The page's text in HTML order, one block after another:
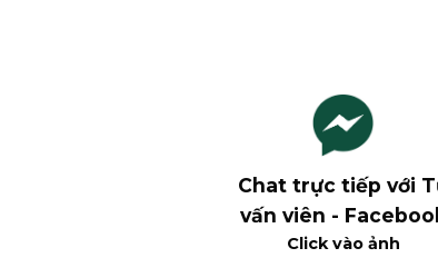
Chat trực tiếp với
vấn viên -
Click vào ảnh